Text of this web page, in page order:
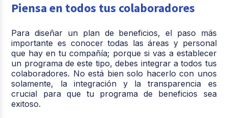
Piensa en todos tus colaboradores
Para diseñar un plan de beneficios, el paso más
importante es conocer todas las áreas y personal
que hay en tu compañía; porque si vas a establecer
un programa de este tipo, debes integrar a todos tus
colaboradores. No está bien solo hacerlo con unos
solamente, la integración y la transparencia es
crucial para que tu programa de beneficios sea
exitoso.